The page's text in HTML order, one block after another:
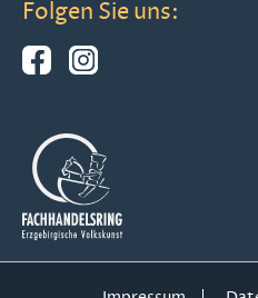
Folgen Sie uns: